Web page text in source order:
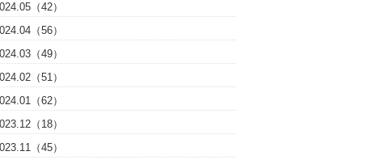
（42）
（56）
（49）
（51）
（62）
（18）
（45）